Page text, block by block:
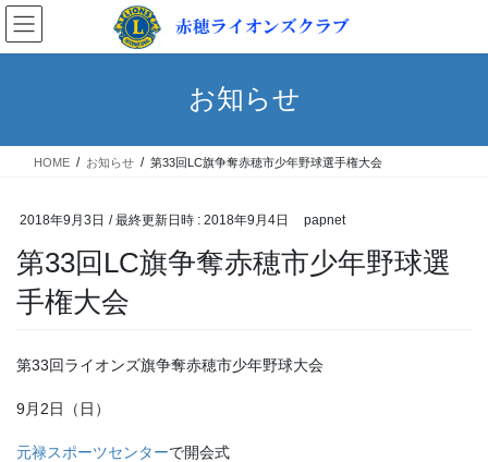
コ
ン
テ
ス
ナ
ビ
ゲ
ン
お知らせ
HOME お知らせ 第33回LC旗争奪赤穂市少年野球選手権大会
2018年9月3日 / 最終更新日時 : 2018年9月4日 papnet
第33回LC旗争奪赤穂市少年野球選
手権大会
第33回ライオンズ旗争奪赤穂市少年野球大会
9月2日（日）
元禄スポーツセンターで開会式